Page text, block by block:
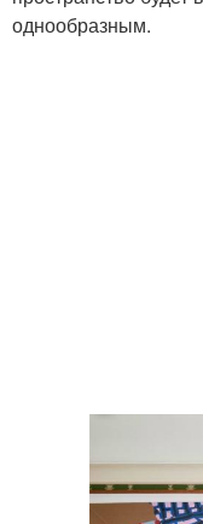
однообразным.